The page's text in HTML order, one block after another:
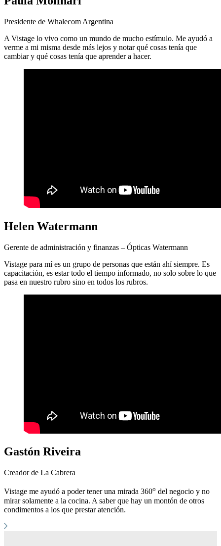
Presidente de Whalecom Argentina
A Vistage lo vivo como un mundo de mucho estímulo. Me ayudó a
verme a mi misma desde más lejos y notar qué cosas tenía que
cambiar y qué cosas tenía que aprender a hacer.
Helen Watermann
Gerente de administración y finanzas – Ópticas Watermann
Vistage para mí es un grupo de personas que están ahí siempre. Es
capacitación, es estar todo el tiempo informado, no solo sobre lo que
pasa en nuestro rubro sino en todos los rubros.
Gastón Riveira
Creador de La Cabrera
Vistage me ayudó a poder tener una mirada 360o del negocio y no
mirar solamente a la cocina. A saber que hay un montón de otros
condimentos a los que prestar atención.